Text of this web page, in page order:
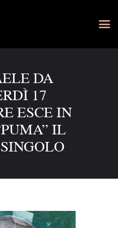
DA
17
ESCE IN
IL